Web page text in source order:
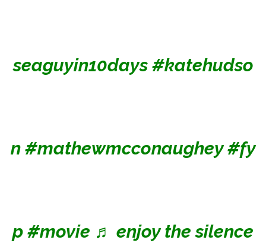
seaguyin10days #katehudso
n #mathewmcconaughey #fy
p #movie ♬ enjoy the silence